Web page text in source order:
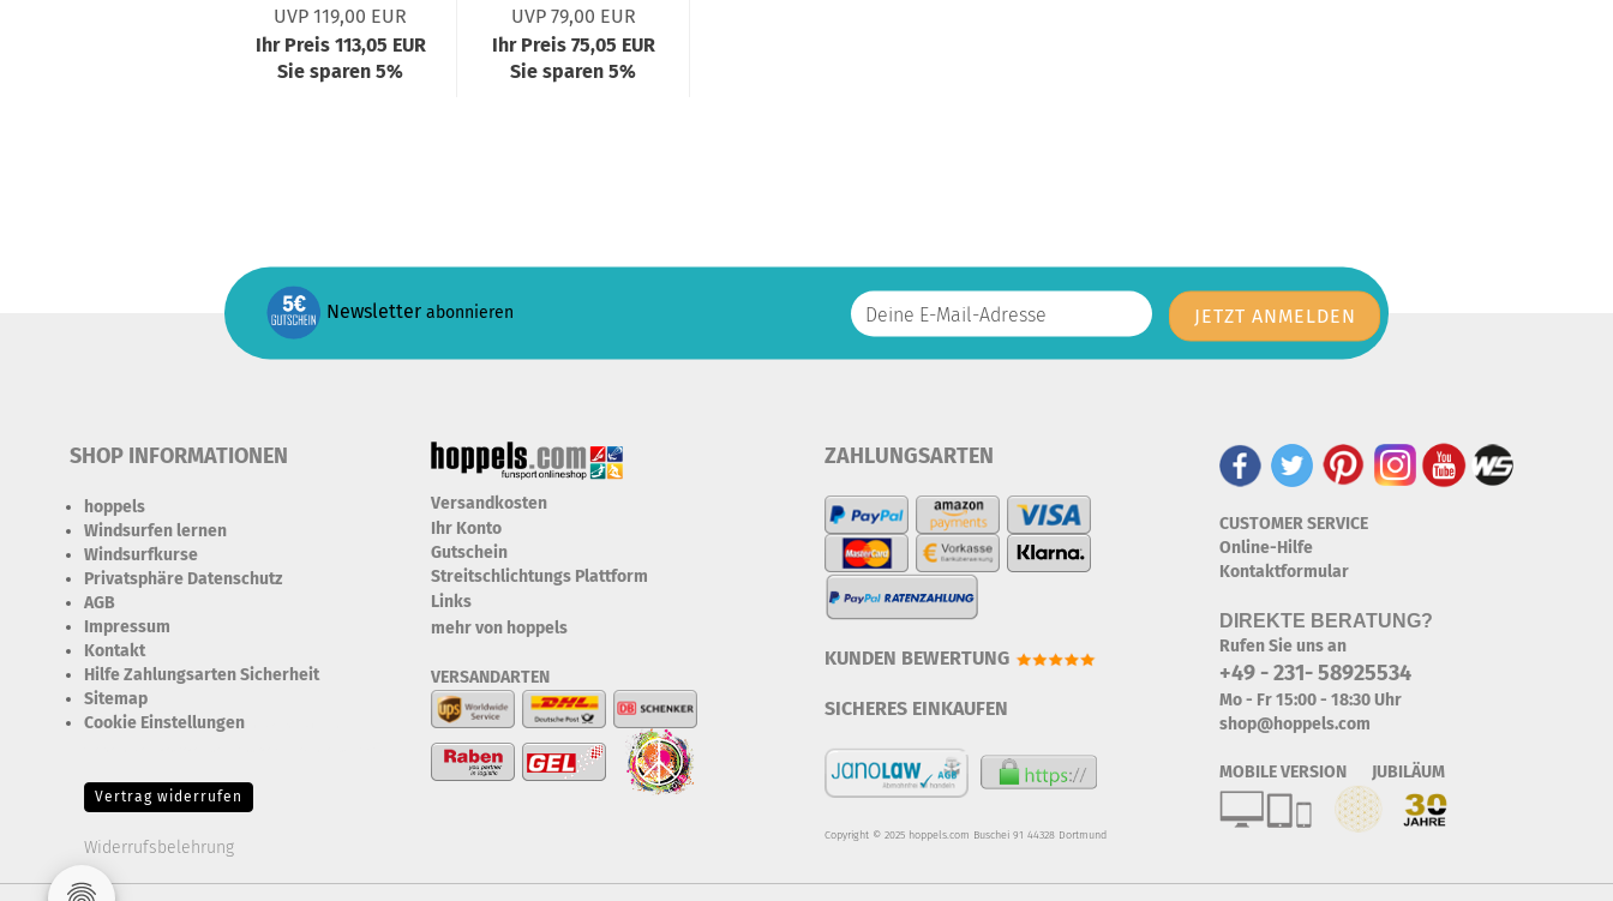
UVP 119,00 EUR
Ihr Preis 113,05 EUR
Sie sparen 5%
UVP 79,00 EUR
Ihr Preis 75,05 EUR
Sie sparen 5%
Newsletter abonnieren
SHOP INFORMATIONEN
hoppels
Windsurfen lernen
Windsurfkurse
Privatsphäre Datenschutz
AGB
Impressum
Kontakt
Hilfe Zahlungsarten Sicherheit
Sitemap
Cookie Einstellungen
Vertrag widerrufen
Widerrufsbelehrung
Versandkosten
Ihr Konto
Gutschein
Streitschlichtungs Plattform
Links
mehr von hoppels
VERSANDARTEN
ZAHLUNGSARTEN
KUNDEN BEWERTUNG
SICHERES EINKAUFEN
Copyright © 2025 hoppels.com Buschei 91 44328 Dortmund
CUSTOMER SERVICE
Online-Hilfe
Kontaktformular
DIREKTE BERATUNG?
Rufen Sie uns an
+49 - 231- 58925534
Mo - Fr 15:00 - 18:30 Uhr
shop@hoppels.com
MOBILE VERSION JUBILÄUM